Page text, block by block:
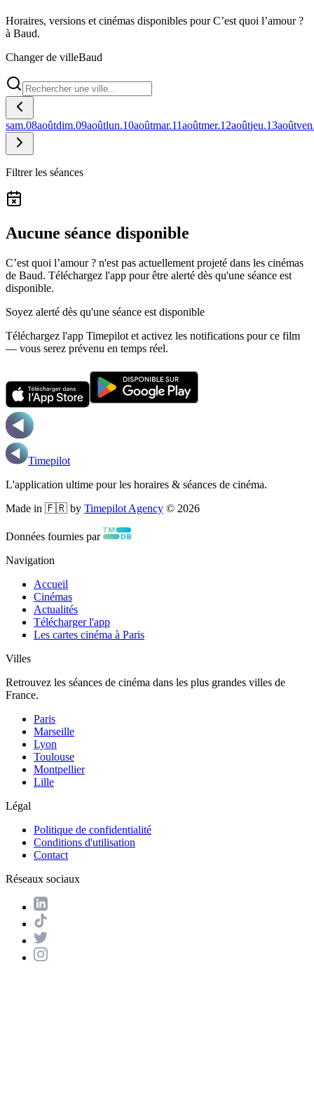
Horaires, versions et cinémas disponibles pour C’est quoi l’amour ?
à Baud.
Changer de villeBaud
sam.08aoûtdim.09aoûtlun.10aoûtmar.11aoûtmer.12aoûtjeu.13août
Filtrer les séances
Aucune séance disponible
C’est quoi l’amour ? n'est pas actuellement projeté dans les cinémas
de Baud. Téléchargez l'app pour être alerté dès qu'une séance est
disponible.
Soyez alerté dès qu'une séance est disponible
Téléchargez l'app Timepilot et activez les notifications pour ce film
— vous serez prévenu en temps réel.
Timepilot
L'application ultime pour les horaires & séances de cinéma.
Made in 🇫🇷 by Timepilot Agency © 2026
Données fournies par
Navigation
Accueil
Cinémas
Actualités
Télécharger l'app
Les cartes cinéma à Paris
Villes
Retrouvez les séances de cinéma dans les plus grandes villes de
France.
Paris
Marseille
Lyon
Toulouse
Montpellier
Lille
Légal
Politique de confidentialité
Conditions d'utilisation
Contact
Réseaux sociaux